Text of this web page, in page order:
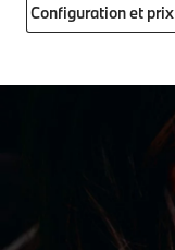
Configuration et prix